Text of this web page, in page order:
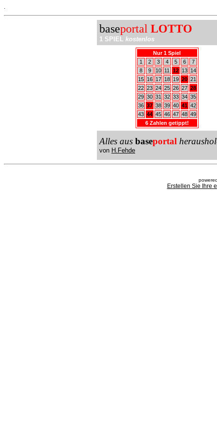
baseportal LOTTO
1 SPIEL kostenlos
Nur 1 Spiel
1
2 3 4 5 6
7
8
9 10 11 12 13
14
15
16 17 18 19 20 21
22 23 24 25 26 27 28
29 30 31 32 33 34 35
36 37 38 39 40 41 42
43 44 45 46 47 48 49
6 Zahlen getippt!
Alles aus baseportal
von H.Fehde
Erstellen Sie Ihre